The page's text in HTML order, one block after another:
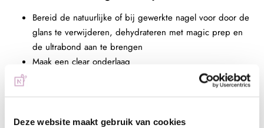
Deze website maakt gebruik van cookies
Bereid de natuurlijke of bij gewerkte nagel voor door de
glans te verwijderen, dehydrateren met magic prep en
de ultrabond aan te brengen
Maak een clear onderlaag
Meng de glitter met clear gel/acryl of pak een bol clear
Maak een bolling en seal de glitters helemaal af met clear